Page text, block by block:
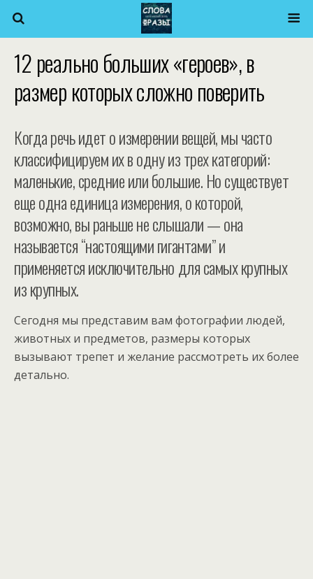
12 реально больших «героев», в
размер которых сложно поверить
Когда речь идет о измерении вещей, мы часто
классифицируем их в одну из трех категорий:
маленькие, средние или большие. Но существует
еще одна единица измерения, о которой,
возможно, вы раньше не слышали — она
называется “настоящими гигантами” и
применяется исключительно для самых крупных
из крупных.
Сегодня мы представим вам фотографии людей,
животных и предметов, размеры которых
вызывают трепет и желание рассмотреть их более
детально.